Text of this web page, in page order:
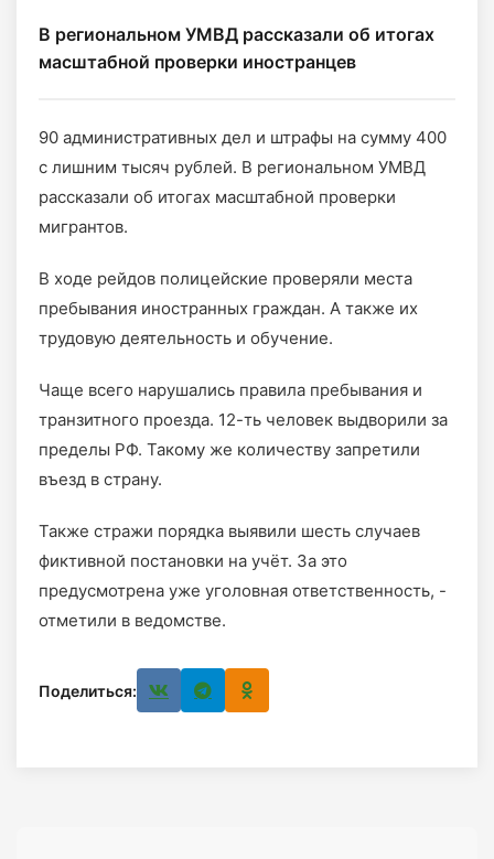
В региональном УМВД рассказали об итогах
масштабной проверки иностранцев
90 административных дел и штрафы на сумму 400
с лишним тысяч рублей. В региональном УМВД
рассказали об итогах масштабной проверки
мигрантов.
В ходе рейдов полицейские проверяли места
пребывания иностранных граждан. А также их
трудовую деятельность и обучение.
Чаще всего нарушались правила пребывания и
транзитного проезда. 12-ть человек выдворили за
пределы РФ. Такому же количеству запретили
въезд в страну.
Также стражи порядка выявили шесть случаев
фиктивной постановки на учёт. За это
предусмотрена уже уголовная ответственность, -
отметили в ведомстве.
Поделиться: